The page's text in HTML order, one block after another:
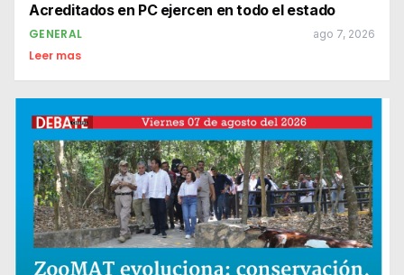
Acreditados en PC ejercen en todo el estado
GENERAL ago 7, 2026
Leer mas